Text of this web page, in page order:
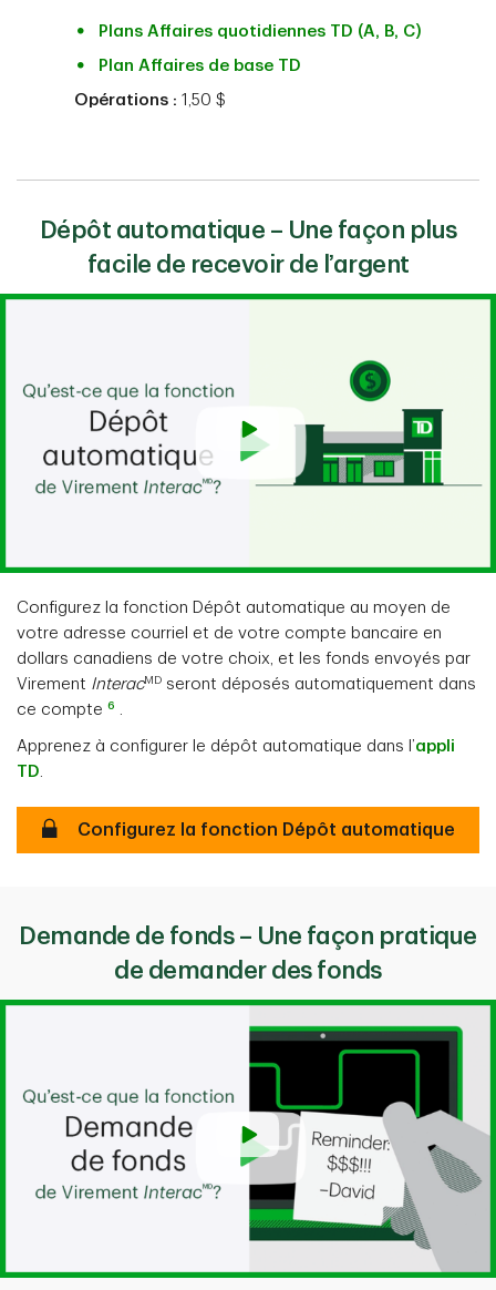
Plans Affaires quotidiennes TD (A, B, C)
Plan Affaires de base TD
Opérations : 1,50 $
Dépôt automatique – Une façon plus
facile de recevoir de l’argent
Configurez la fonction Dépôt automatique au moyen de
votre adresse courriel et de votre compte bancaire en
dollars canadiens de votre choix, et les fonds envoyés par
Virement InteracMD seront déposés automatiquement dans
ce compte 6
Apprenez à configurer le dépôt automatique dans l’appli
TD
SécuriséConfigurez la fonction Dépôt automatique
Demande de fonds – Une façon pratique
de demander des fonds